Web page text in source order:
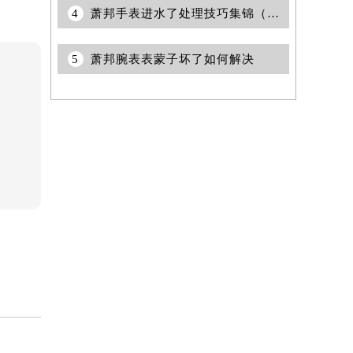
4 萧邦手表进水了处理技巧集锦（正确保养与维修方法详解）
5 萧邦腕表表蒙子坏了如何解决